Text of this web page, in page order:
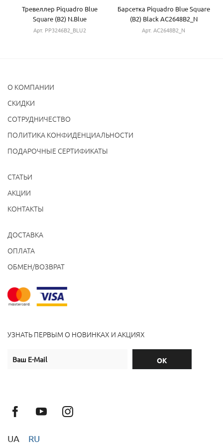
Тревеллер Piquadro Blue
Square (B2) N.Blue
PP3246B2_BLU2
Арт. PP3246B2_BLU2
Барсетка Piquadro Blue Square
(B2) Black AC2648B2_N
Арт. AC2648B2_N
О КОМПАНИИ
CКИДКИ
СОТРУДНИЧЕСТВО
ПОЛИТИКА КОНФИДЕНЦИАЛЬНОСТИ
ПОДАРОЧНЫЕ СЕРТИФИКАТЫ
СТАТЬИ
АКЦИИ
КОНТАКТЫ
ДОСТАВКА
ОПЛАТА
ОБМЕН/ВОЗВРАТ
УЗНАТЬ ПЕРВЫМ О НОВИНКАХ И АКЦИЯХ
UA RU